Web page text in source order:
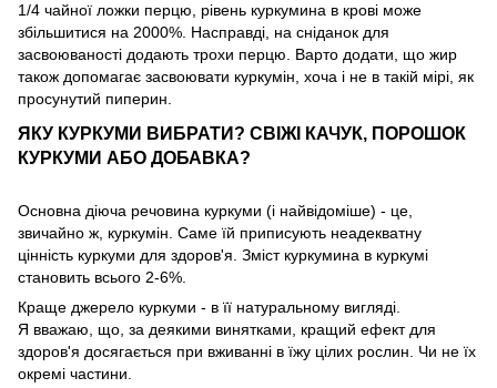
1/4 чайної ложки перцю, рівень куркумина в крові може
збільшитися на 2000%. Насправді, на сніданок для
засвоюваності додають трохи перцю. Варто додати, що жир
також допомагає засвоювати куркумін, хоча і не в такій мірі, як
просунутий пиперин.
ЯКУ КУРКУМИ ВИБРАТИ? СВІЖІ КАЧУК, ПОРОШОК
КУРКУМИ АБО ДОБАВКА?
Основна діюча речовина куркуми (і найвідоміше) - це,
звичайно ж, куркумін. Саме їй приписують неадекватну
цінність куркуми для здоров'я. Зміст куркумина в куркумі
становить всього 2-6%.
Краще джерело куркуми - в її натуральному вигляді.
Я вважаю, що, за деякими винятками, кращий ефект для
здоров'я досягається при вживанні в їжу цілих рослин. Чи не їх
окремі частини.